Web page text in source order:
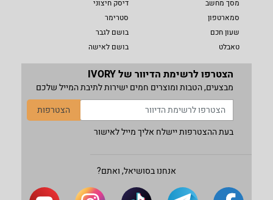
מסך מחשב
סמארטפון
שעון חכם
טאבלט
דיסק חיצוני
סטרימר
בושם לגבר
בושם לאישה
הצטרפו לרשימת הדיוור של IVORY
מבצעים, הטבות ומוצרים חמים ישירות לתיבת המייל שלכם
הצטרפות
בעת ההצטרפות יישלח אליך מייל לאישור
אנחנו בסושיאל, ואתם?